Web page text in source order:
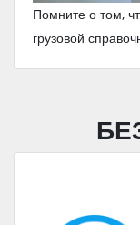
Помните о том,
грузовой